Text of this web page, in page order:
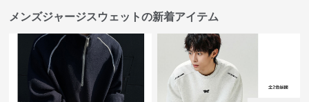
メンズジャージスウェットの新着アイテム